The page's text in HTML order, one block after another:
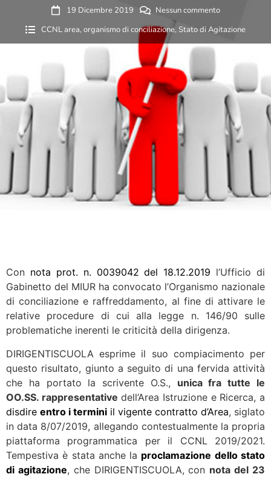
19 Dicembre 2019
Nessun commento
CCNL area, organismo di conciliazione, Stato di Agitazione
Con nota prot. n. 0039042 del 18.12.2019 l’Ufficio di
Gabinetto del MIUR ha convocato l’Organismo nazionale
di conciliazione e raffreddamento, al fine di attivare le
relative procedure di cui alla legge n. 146/90 sulle
problematiche inerenti le criticità della dirigenza.
DIRIGENTISCUOLA esprime il suo compiacimento per
questo risultato, giunto a seguito di una fervida attività
che ha portato la scrivente O.S., unica fra tutte le
OO.SS. rappresentative dell’Area Istruzione e Ricerca, a
disdire entro i termini il vigente contratto d’Area, siglato
in data 8/07/2019, allegando contestualmente la propria
piattaforma programmatica per il CCNL 2019/2021.
Tempestiva è stata anche la proclamazione dello stato
di agitazione, che DIRIGENTISCUOLA, con nota del 23